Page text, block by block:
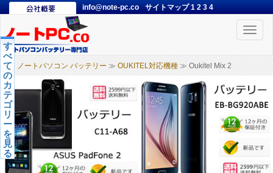
info@note-pc.co サイトマップ1 2 3 4
Toggle
ノートパソコン バッテリー ≫ OUKITEL対応機種 ≫ Oukitel Mix 2
す
べ
て
の
カ
テ
ゴ
リ
ー
を
見
る